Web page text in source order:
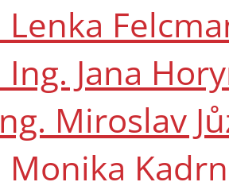
Lenka
Ing. Jana
Miroslav
Monika